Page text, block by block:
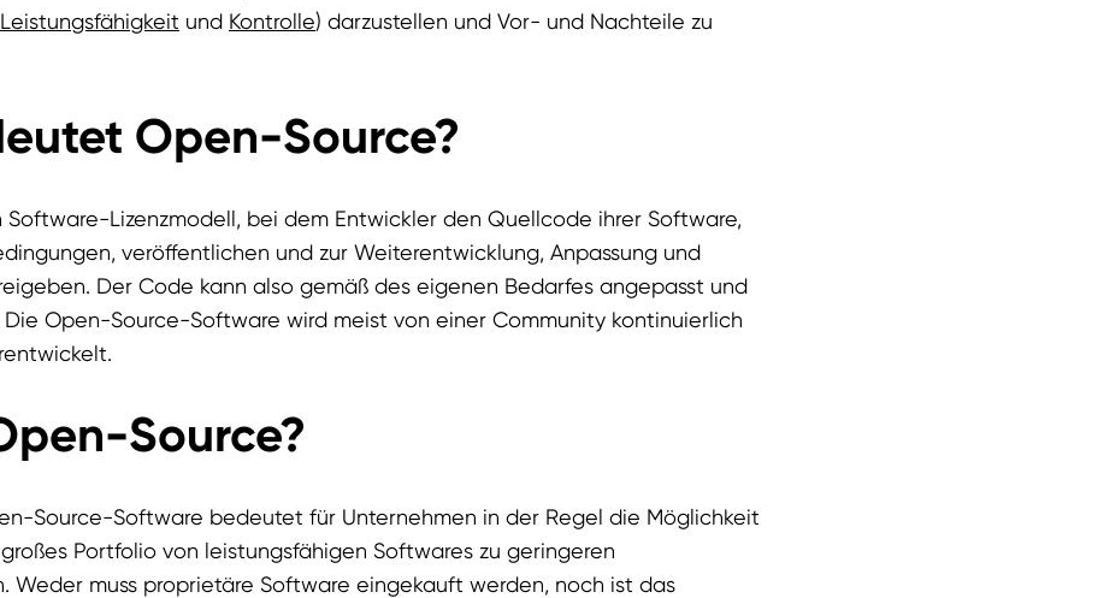
Leistungsfähigkeit und Kontrolle) darzustellen und Vor- und Nachteile zu
Open-Source?
Software-Lizenzmodell, bei dem Entwickler den Quellcode ihrer Software,
veröffentlichen und zur Weiterentwicklung, Anpassung und
Der Code kann also gemäß des eigenen Bedarfes angepasst und
Open-Source-Software wird meist von einer Community kontinuierlich
Source?
Source-Software bedeutet für Unternehmen in der Regel die Möglichkeit
Portfolio von leistungsfähigen Softwares zu geringeren
Weder muss proprietäre Software eingekauft werden, noch ist das